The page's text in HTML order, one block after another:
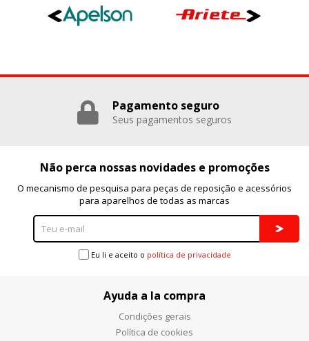
Pagamento seguro
Seus pagamentos seguros
Não perca nossas novidades e promoções
O mecanismo de pesquisa para peças de reposição e acessórios
para aparelhos de todas as marcas
Eu li e aceito o política de privacidade
Ayuda a la compra
Condições gerais
Política de cookies